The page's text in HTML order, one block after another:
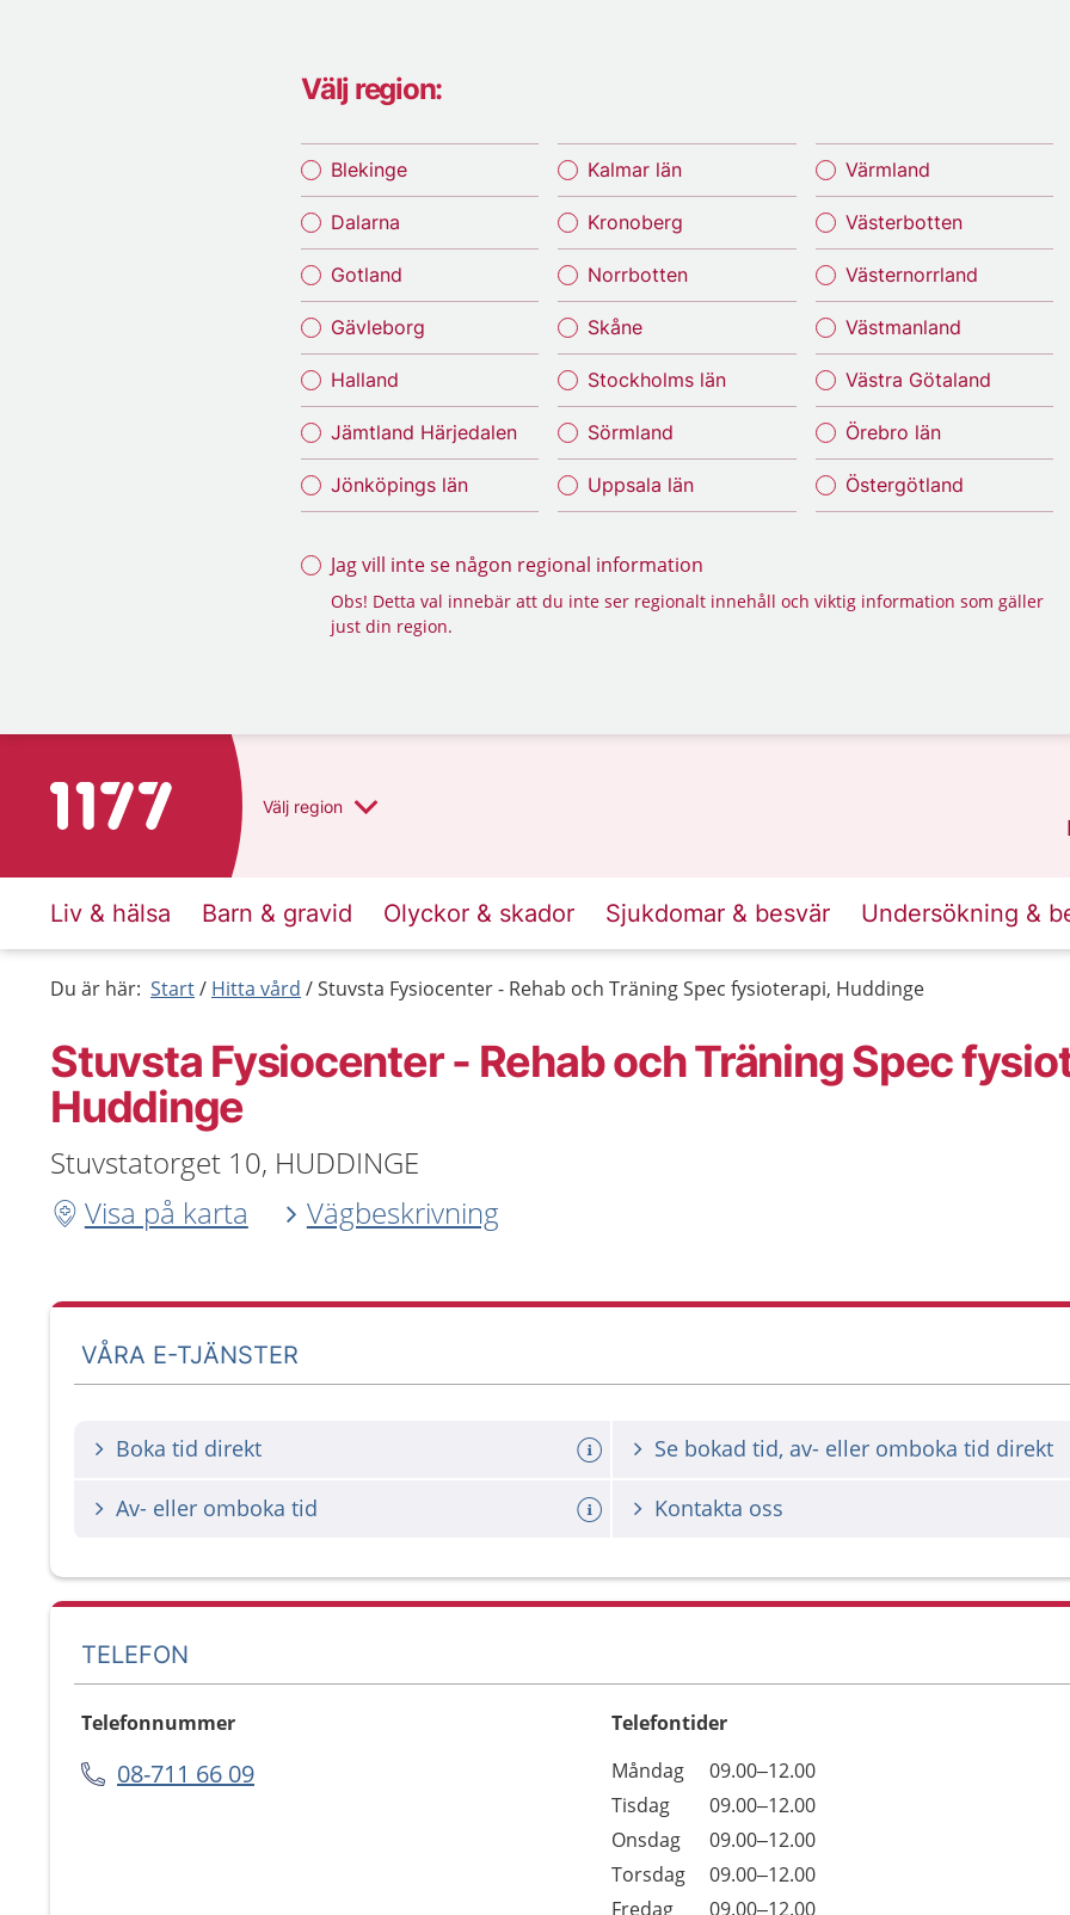
Välj region:
Blekinge
Dalarna
Gotland
Gävleborg
Halland
Jämtland Härjedalen
Jönköpings län
Kalmar län
Kronoberg
Norrbotten
Skåne
Stockholms län
Sörmland
Uppsala län
Värmland
Västerbotten
Västernorrland
Västmanland
Västra Götaland
Örebro län
Östergötland
Jag vill inte se någon regional information
Obs! Detta val innebär att du inte ser regionalt innehåll och viktig information som gäller
just din region.
Till startsidan för 1177 Välj region
Liv & hälsa Barn & gravid Olyckor & skador Sjukdomar & besvär Undersökning &
Du är här: Start Hitta vård Stuvsta Fysiocenter - Rehab och Träning Spec fysioterapi, Huddinge
Stuvsta Fysiocenter - Rehab och Träning Spec
Huddinge
Stuvstatorget 10, HUDDINGE
Visa på karta
Vägbeskrivning
VÅRA E-TJÄNSTER
Boka tid direkt Se bokad tid, av- eller omboka tid direkt
Av- eller omboka tid Kontakta oss
TELEFON
Telefonnummer
08-711 66 09
Telefontider
Dag
Öppettider
Kommentarer
Måndag
09.00–12.00
Tisdag
09.00–12.00
Onsdag
09.00–12.00
Torsdag
09.00–12.00
Fredag
09.00–12.00